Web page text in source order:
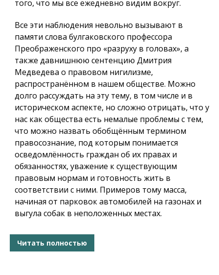
того, что мы все ежедневно видим вокруг.
Все эти наблюдения невольно вызывают в
памяти слова булгаковского профессора
Преображенского про «разруху в головах», а
также давнишнюю сентенцию Дмитрия
Медведева о правовом нигилизме,
распространённом в нашем обществе. Можно
долго рассуждать на эту тему, в том числе и в
историческом аспекте, но сложно отрицать, что у
нас как общества есть немалые проблемы с тем,
что можно назвать обобщённым термином
правосознание, под которым понимается
осведомлённость граждан об их правах и
обязанностях, уважение к существующим
правовым нормам и готовность жить в
соответствии с ними. Примеров тому масса,
начиная от парковок автомобилей на газонах и
выгула собак в неположенных местах.
Читать полностью